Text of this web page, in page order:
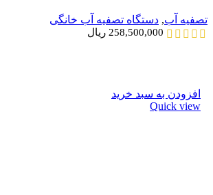
تصفیه آب, دستگاه تصفیه آب خانگی
258,500,000 ریال
افزودن به سبد خرید
Quick view